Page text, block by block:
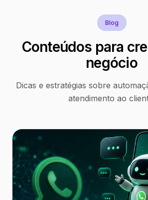
Blog
Conteúdos para
negócio
Dicas e estratégias sobre
atendimento ao